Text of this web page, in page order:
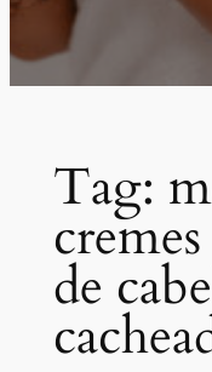
Tag:
de